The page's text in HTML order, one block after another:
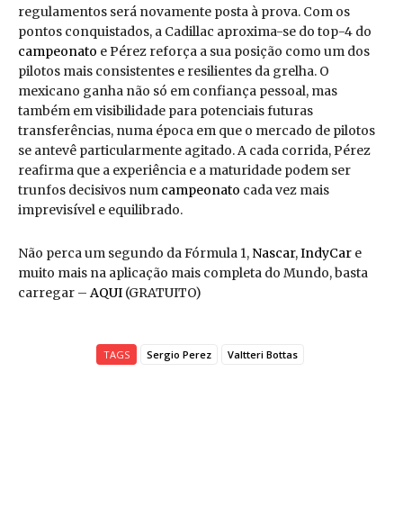
regulamentos será novamente posta à prova. Com os
pontos conquistados, a Cadillac aproxima-se do top-4 do
campeonato e Pérez reforça a sua posição como um dos
pilotos mais consistentes e resilientes da grelha. O
mexicano ganha não só em confiança pessoal, mas
também em visibilidade para potenciais futuras
transferências, numa época em que o mercado de pilotos
se antevê particularmente agitado. A cada corrida, Pérez
reafirma que a experiência e a maturidade podem ser
trunfos decisivos num campeonato cada vez mais
imprevisível e equilibrado.
Não perca um segundo da Fórmula 1, Nascar,IndyCar e
muito mais na aplicação mais completa do Mundo, basta
carregar – AQUI (GRATUITO)
TAGS Sergio Perez Valtteri Bottas